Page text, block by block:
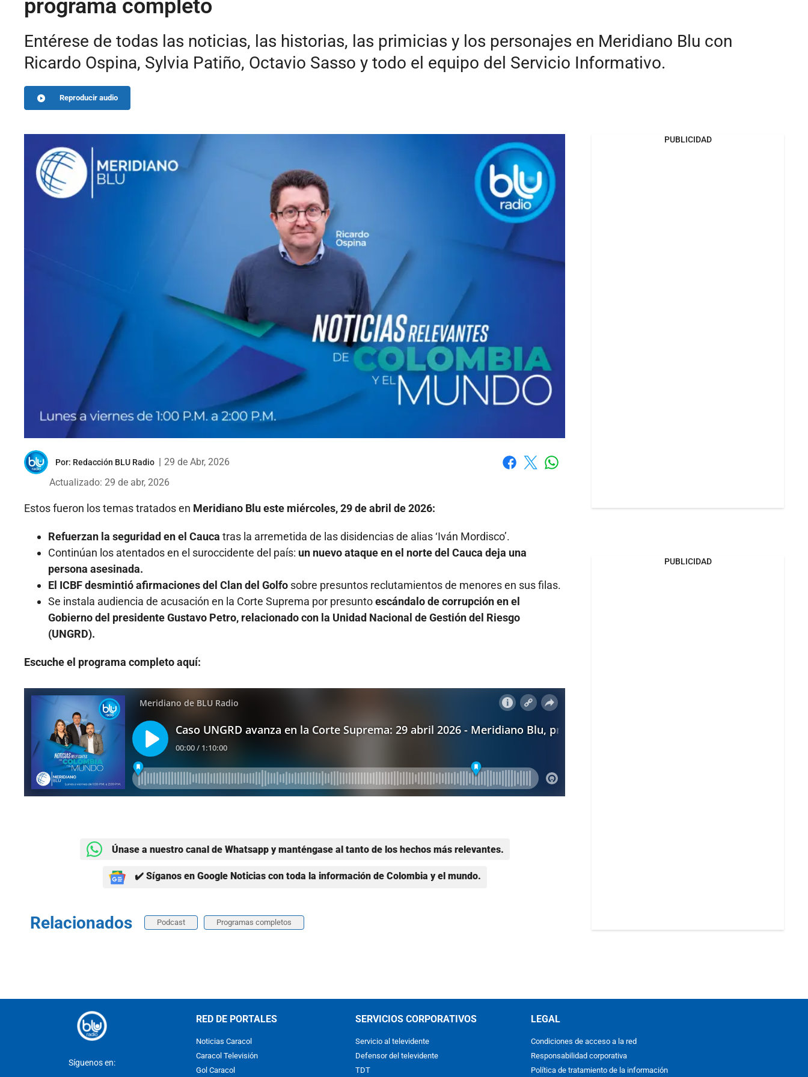
programa completo
Entérese de todas las noticias, las historias, las primicias y los personajes en Meridiano Blu con
Ricardo Ospina, Sylvia Patiño, Octavio Sasso y todo el equipo del Servicio Informativo.
Reproducir audio
Por: Redacción BLU Radio
29 de Abr, 2026
Actualizado: 29 de abr, 2026
Estos fueron los temas tratados en Meridiano Blu este miércoles, 29 de abril de 2026:
Refuerzan la seguridad en el Cauca tras la arremetida de las disidencias de alias ‘Iván Mordisco’.
Continúan los atentados en el suroccidente del país: un nuevo ataque en el norte del Cauca deja una
persona asesinada.
El ICBF desmintió afirmaciones del Clan del Golfo sobre presuntos reclutamientos de menores en sus filas.
Se instala audiencia de acusación en la Corte Suprema por presuntoescándalo de corrupción en el
Gobierno del presidente Gustavo Petro, relacionado con la Unidad Nacional de Gestión del Riesgo
(UNGRD).
Escuche el programa completo aquí:
Únase a nuestro canal de Whatsapp y manténgase al tanto de los hechos más relevantes.
✔️ Síganos en Google Noticias con toda la información de Colombia y el mundo.
Relacionados Podcast Programas completos
PUBLICIDAD
PUBLICIDAD
Síguenos en:
RED DE PORTALES
Noticias Caracol
Caracol Televisión
Gol Caracol
SERVICIOS CORPORATIVOS
Servicio al televidente
Defensor del televidente
TDT
LEGAL
Condiciones de acceso a la red
Responsabilidad corporativa
Política de tratamiento de la información